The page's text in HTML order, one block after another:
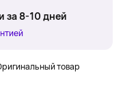
за 8-10 дней
товар